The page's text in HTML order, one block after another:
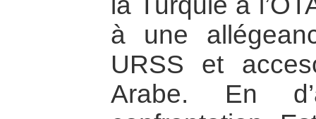
à une
URSS et
Arabe. En